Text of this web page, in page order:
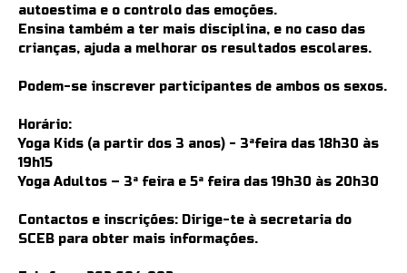
autoestima e o controlo das emoções.
Ensina também a ter mais disciplina, e no caso das
crianças, ajuda a melhorar os resultados escolares.
Podem-se inscrever participantes de ambos os sexos.
Horário:
Yoga Kids (a partir dos 3 anos) - 3ªfeira das 18h30 às
19h15
Yoga Adultos – 3ª feira e 5ª feira das 19h30 às 20h30
Contactos e inscrições: Dirige-te à secretaria do
SCEB para obter mais informações.